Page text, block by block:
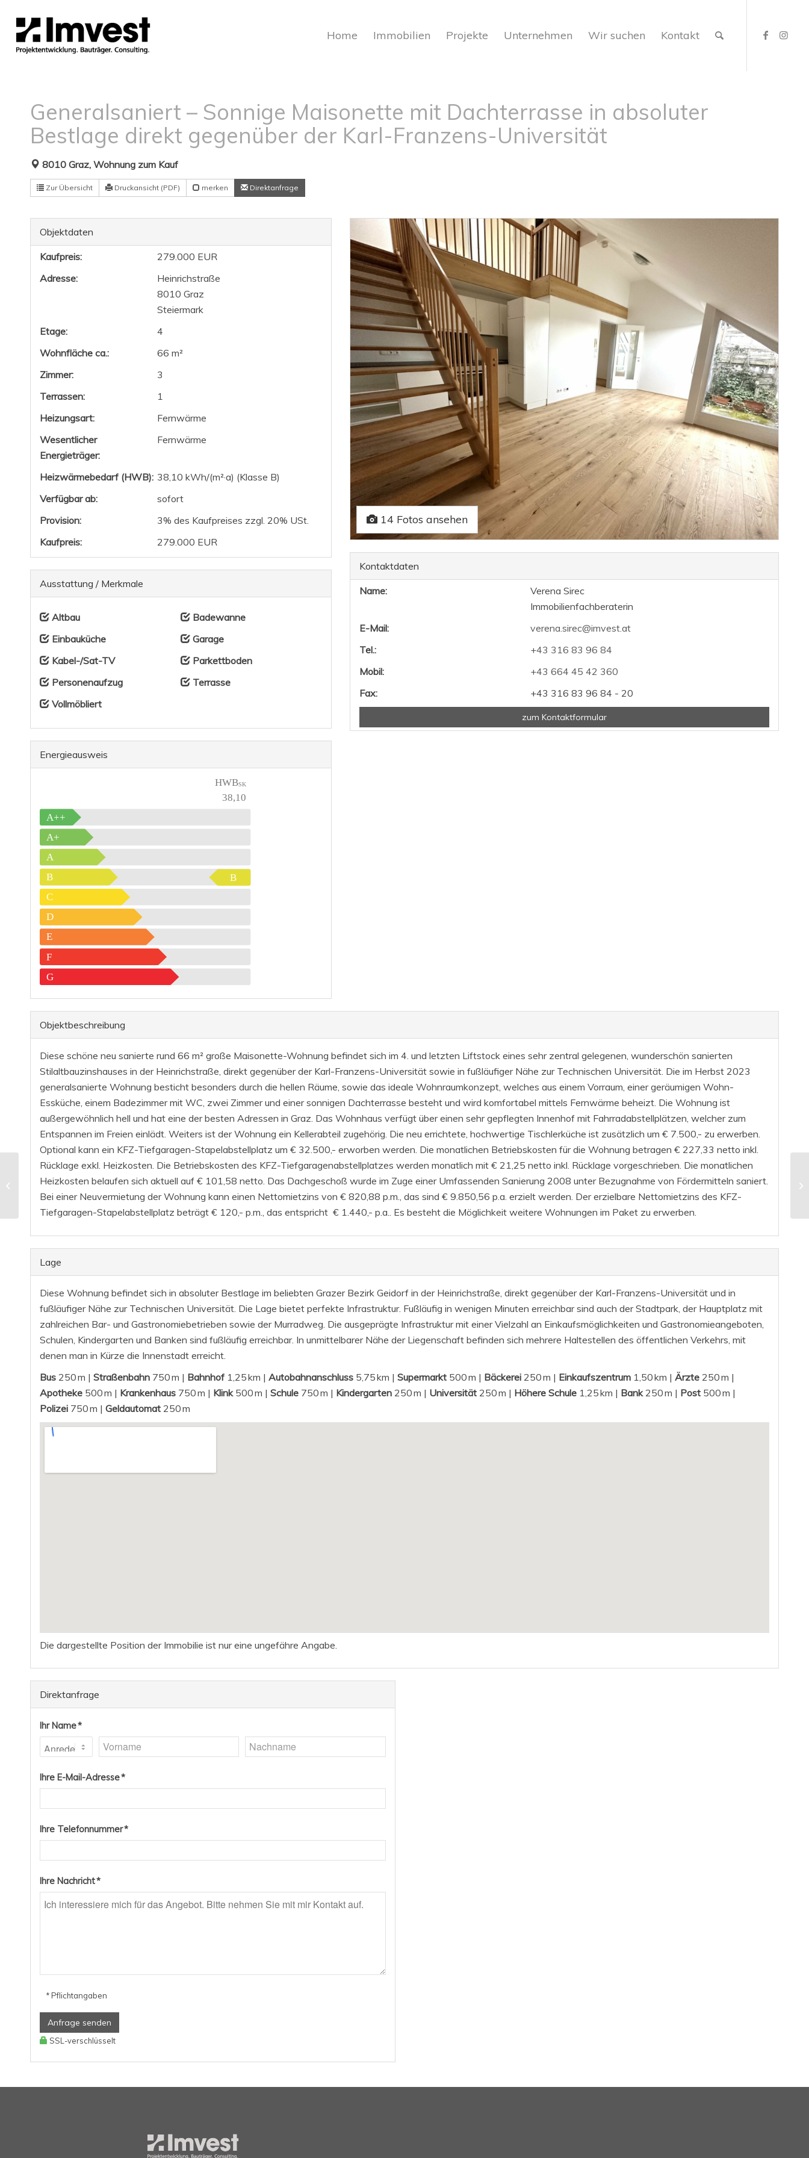
Home Immobilien Projekte Unternehmen Wir suchen Kontakt
Generalsaniert – Sonnige Maisonette mit Dachterrasse in absoluter
Bestlage direkt gegenüber der Karl-Franzens-Universität
8010 Graz, Wohnung zum Kauf
Zur Übersicht Druckansicht (PDF) merken Direktanfrage
14 Fotos ansehen
Kontaktdaten
Name:
Verena Sirec
Immobilienfachberaterin
E-Mail:
verena.sirec@imvest.at
Tel.:
+43 316 83 96 84
Mobil:
+43 664 45 42 360
Fax:
+43 316 83 96 84 - 20
zum Kontaktformular
Objektdaten
Kaufpreis:
279.000 EUR
Adresse:
Heinrichstraße
8010 Graz
Steiermark
Etage:
4
Wohnfläche ca.:
66 m²
Zimmer:
3
Terrassen:
1
Heizungsart:
Fernwärme
Wesentlicher
Energieträger:
Fernwärme
Heizwärmebedarf (HWB): 38,10 kWh/(m²·a) (Klasse B)
Verfügbar ab:
sofort
Provision:
3% des Kaufpreises zzgl. 20% USt.
Kaufpreis:
279.000 EUR
Ausstattung / Merkmale
Altbau
Badewanne
Einbauküche
Garage
Kabel-/Sat-TV
Parkettboden
Personenaufzug
Terrasse
Vollmöbliert
Energieausweis
HWBSK
38,10
A++
A+
A
B
C
D
E
F
G
B
Objekt­beschreibung
Diese schöne neu sanierte rund 66 m² große Maisonette-Wohnung befindet sich im 4. und letzten Liftstock eines sehr zentral gelegenen, wunderschön sanierten
Stilaltbauzinshauses in der Heinrichstraße, direkt gegenüber der Karl-Franzens-Universität sowie in fußläufiger Nähe zur Technischen Universität. Die im Herbst 2023
generalsanierte Wohnung besticht besonders durch die hellen Räume, sowie das ideale Wohnraumkonzept, welches aus einem Vorraum, einer geräumigen Wohn-
Essküche, einem Badezimmer mit WC, zwei Zimmer und einer sonnigen Dachterrasse besteht und wird komfortabel mittels Fernwärme beheizt. Die Wohnung ist
außergewöhnlich hell und hat eine der besten Adressen in Graz. Das Wohnhaus verfügt über einen sehr gepflegten Innenhof mit Fahrradabstellplätzen, welcher zum
Entspannen im Freien einlädt. Weiters ist der Wohnung ein Kellerabteil zugehörig. Die neu errichtete, hochwertige Tischlerküche ist zusätzlich um € 7.500,- zu erwerben.
Optional kann ein KFZ-Tiefgaragen-Stapelabstellplatz um € 32.500,- erworben werden. Die monatlichen Betriebskosten für die Wohnung betragen € 227,33 netto inkl.
Rücklage exkl. Heizkosten. Die Betriebskosten des KFZ-Tiefgaragenabstellplatzes werden monatlich mit € 21,25 netto inkl. Rücklage vorgeschrieben. Die monatlichen
Heizkosten belaufen sich aktuell auf € 101,58 netto. Das Dachgeschoß wurde im Zuge einer Umfassenden Sanierung 2008 unter Bezugnahme von Fördermitteln saniert.
Bei einer Neuvermietung der Wohnung kann einen Nettomietzins von € 820,88 p.m., das sind € 9.850,56 p.a. erzielt werden. Der erzielbare Nettomietzins des KFZ-
Tiefgaragen-Stapelabstellplatz beträgt € 120,- p.m., das entspricht € 1.440,- p.a.. Es besteht die Möglichkeit weitere Wohnungen im Paket zu erwerben.
Lage
Diese Wohnung befindet sich in absoluter Bestlage im beliebten Grazer Bezirk Geidorf in der Heinrichstraße, direkt gegenüber der Karl-Franzens-Universität und in
fußläufiger Nähe zur Technischen Universität. Die Lage bietet perfekte Infrastruktur. Fußläufig in wenigen Minuten erreichbar sind auch der Stadtpark, der Hauptplatz mit
zahlreichen Bar- und Gastronomiebetrieben sowie der Murradweg. Die ausgeprägte Infrastruktur mit einer Vielzahl an Einkaufsmöglichkeiten und Gastronomieangeboten,
Schulen, Kindergarten und Banken sind fußläufig erreichbar. In unmittelbarer Nähe der Liegenschaft befinden sich mehrere Haltestellen des öffentlichen Verkehrs, mit
denen man in Kürze die Innenstadt erreicht.
Bus 250 m | Straßenbahn 750 m | Bahnhof 1,25 km | Autobahnanschluss 5,75 km | Supermarkt 500 m | Bäckerei 250 m | Einkaufszentrum 1,50 km | Ärzte 250 m |
Apotheke 500 m | Krankenhaus 750 m | Klink500 m | Schule 750 m | Kindergarten 250 m | Universität 250 m | Höhere Schule 1,25 km | Bank250 m | Post 500 m |
Polizei 750 m | Geldautomat 250 m
Die dargestellte Position der Immobilie ist nur eine ungefähre Angabe.
Direktanfrage
Ihr Name *
Ihre E-Mail-Adresse *
Ihre Telefonnummer *
Ihre Nachricht *
* Pflichtangaben
Anfrage senden
SSL-verschlüsselt
Erstbezug nach
Sanierung –
Wunderschöne
Dachterrasse und...